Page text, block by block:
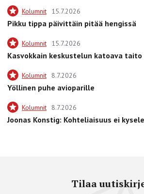
Kolumnit 15.7.2026
Pikku tippa päivittäin pitää hengissä
Kolumnit 15.7.2026
Kasvokkain keskustelun katoava taito
Kolumnit 8.7.2026
Yöllinen puhe avioparille
Kolumnit 8.7.2026
Joonas Konstig: Kohteliaisuus ei
Tilaa